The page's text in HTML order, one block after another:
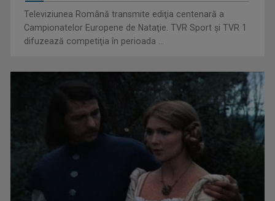
(P) Cum să creezi un interior în care să te simți acasă
Televiziunea Română transmite ediţia centenară a
Campionatelor Europene de Nataţie. TVR Sport şi TVR 1
difuzează competiţia în perioada ...